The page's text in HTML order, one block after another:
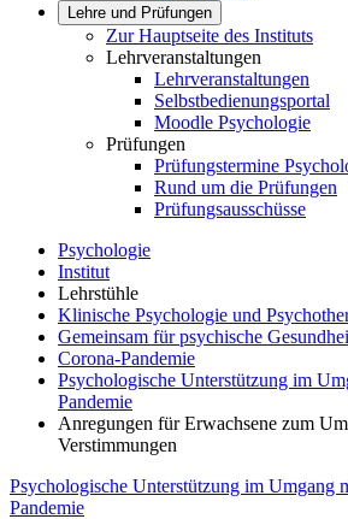
Lehre und Prüfungen
Zur Hauptseite des Instituts
Lehrveranstaltungen
Lehrveranstaltungen
Selbstbedienungsportal
Moodle Psychologie
Prüfungen
Prüfungstermine
Rund um die Prüfungen
Prüfungsausschüsse
Psychologie
Institut
Lehrstühle
Klinische Psychologie und
Gemeinsam für psychische
Corona-Pandemie
Psychologische Unterstützung im
Pandemie
Anregungen für Erwachsene zum
Verstimmungen
Psychologische Unterstützung im Umgang
Pandemie